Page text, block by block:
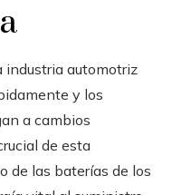
industria automotriz
y los
a cambios
de esta
de las baterías de los